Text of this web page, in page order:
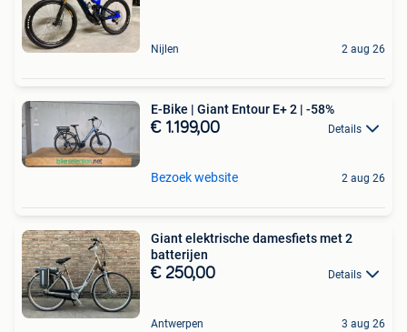
Nijlen 2 aug 26
E-Bike | Giant Entour E+ 2 | -58%
€ 1.199,00 Details
Bezoek website 2 aug 26
Giant elektrische damesfiets met 2
batterijen
€ 250,00 Details
Antwerpen 3 aug 26